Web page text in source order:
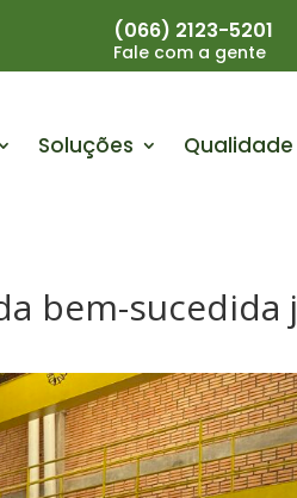
(066) 2123-5201
Fale com a gente
Soluções Qualidade
bem-sucedida